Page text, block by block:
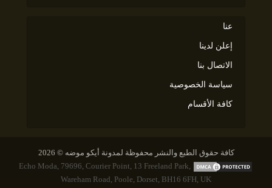
عنا
إعلن لدينا
الاتصال بنا
سياسة الخصوصية
كافة الأقسام
كافة حقوق الطبع والنشر محفوظة لمدونة أيكو موضه © 2026
Echo Moda, 79696, Courier Point, 13 Freeland Park,
Wareham Road, Poole, Dorset, BH16 6FH, UK